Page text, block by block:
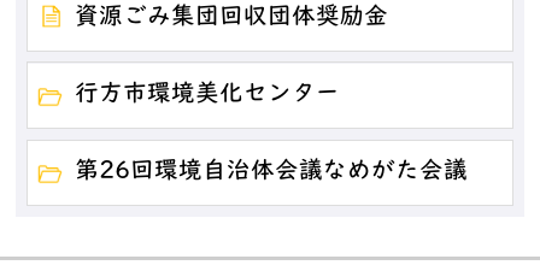
資源ごみ集団回収団体奨励金
行方市環境美化センター
第26回環境自治体会議なめがた会議